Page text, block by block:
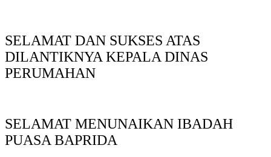
SELAMAT DAN SUKSES ATAS
DILANTIKNYA KEPALA DINAS
PERUMAHAN
SELAMAT MENUNAIKAN IBADAH
PUASA BAPRIDA